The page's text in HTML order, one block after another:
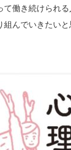
て働き続けられ
んでいきたいと